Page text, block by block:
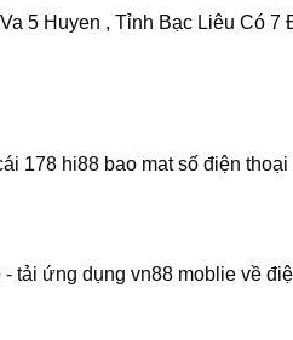
5 Huyen , Tỉnh Bạc Liêu Có
178 hi88 bao mat số điện
tải ứng dụng vn88 moblie về